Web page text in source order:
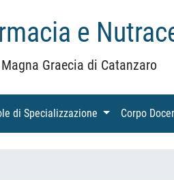
e
Graecia di Catanzaro
di Specializzazione (current)
Corpo